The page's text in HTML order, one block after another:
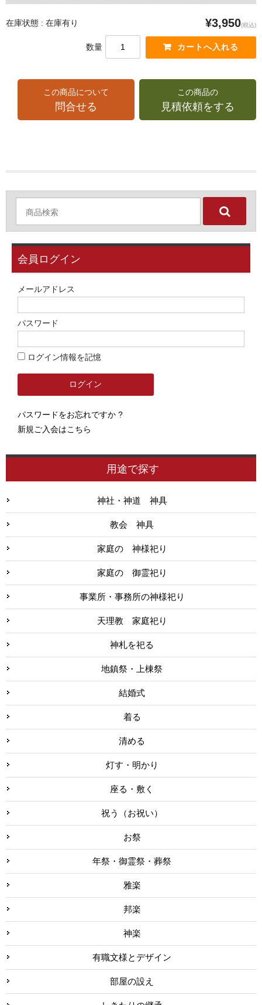
在庫状態 : 在庫有り ¥3,950(税込)
数量
この商品について
問合せる
この商品の
見積依頼をする
会員ログイン
メールアドレス
パスワード
ログイン情報を記憶
パスワードをお忘れですか ?
新規ご入会はこちら
用途で探す
神社・神道 神具
教会 神具
家庭の 神様祀り
家庭の 御霊祀り
事業所・事務所の神様祀り
天理教 家庭祀り
神札を祀る
地鎮祭・上棟祭
結婚式
着る
清める
灯す・明かり
座る・敷く
祝う（お祝い）
お祭
年祭・御霊祭・葬祭
雅楽
邦楽
神楽
有職文様とデザイン
部屋の設え